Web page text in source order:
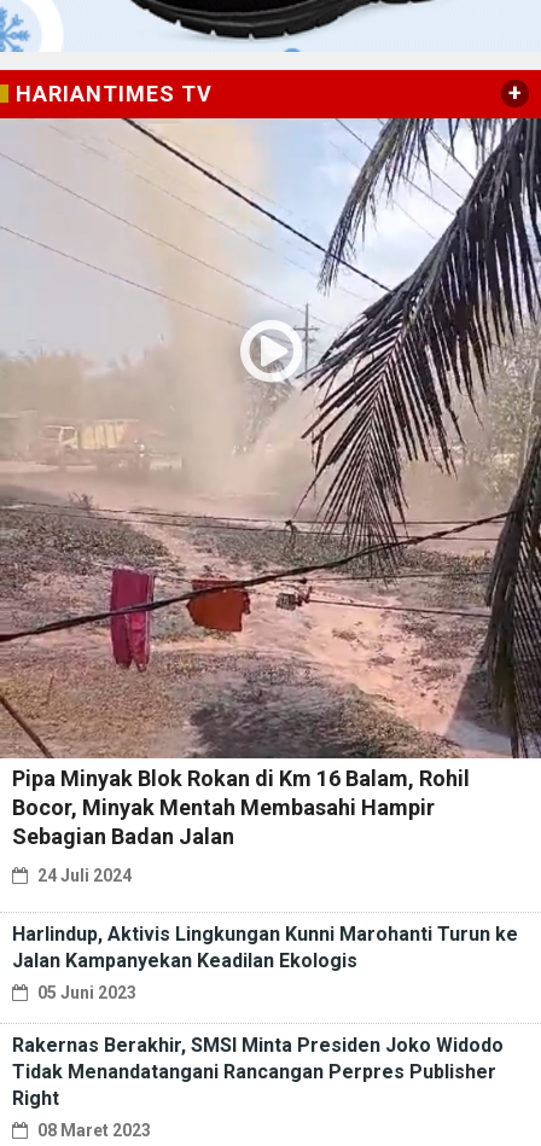
HARIANTIMES TV +
Pipa Minyak Blok Rokan di Km 16 Balam, Rohil
Bocor, Minyak Mentah Membasahi Hampir
Sebagian Badan Jalan
24 Juli 2024
Harlindup, Aktivis Lingkungan Kunni Marohanti Turun ke
Jalan Kampanyekan Keadilan Ekologis
05 Juni 2023
Rakernas Berakhir, SMSI Minta Presiden Joko Widodo
Tidak Menandatangani Rancangan Perpres Publisher
Right
08 Maret 2023